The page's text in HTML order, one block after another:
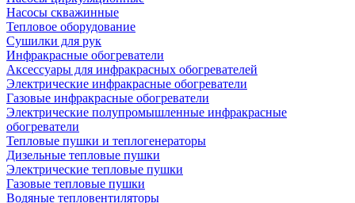
Насосы скважинные
Тепловое оборудование
Сушилки для рук
Инфракрасные обогреватели
Аксессуары для инфракрасных обогревателей
Электрические инфракрасные обогреватели
Газовые инфракрасные обогреватели
Электрические полупромышленные инфракрасные
обогреватели
Тепловые пушки и теплогенераторы
Дизельные тепловые пушки
Электрические тепловые пушки
Газовые тепловые пушки
Водяные тепловентиляторы